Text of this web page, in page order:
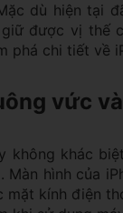
dù hiện tại
giữ được vị thế
phá chi tiết về
vức
không khác
Màn hình của
mặt kính điện